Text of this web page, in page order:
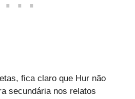
fica claro que Hur não
secundária nos relatos